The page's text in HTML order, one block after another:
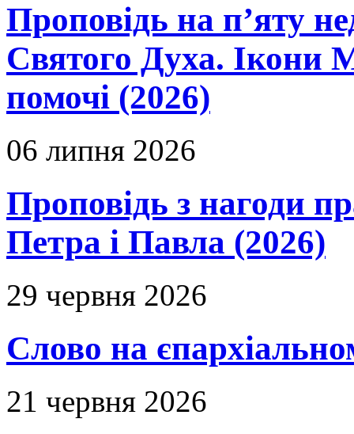
Проповідь на п’яту
Святого Духа. Ікони
помочі (2026)
06 липня 2026
Проповідь з нагоди
Петра і Павла (2026)
29 червня 2026
Слово на
21 червня 2026